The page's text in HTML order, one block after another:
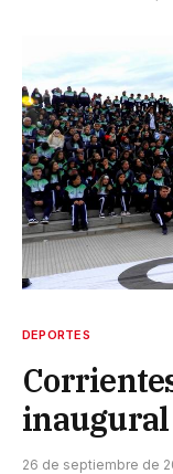
DEPORTES
inaugural
26 de septiembre de